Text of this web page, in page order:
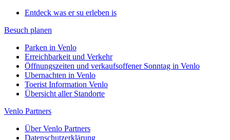
Entdeck was er su erleben is
Besuch planen
Parken in Venlo
Erreichbarkeit und Verkehr
Öffnungszeiten und verkaufsoffener Sonntag in Venlo
Ubernachten in Venlo
Toerist Information Venlo
Übersicht aller Standorte
Venlo Partners
Über Venlo Partners
Datenschutzerklärung